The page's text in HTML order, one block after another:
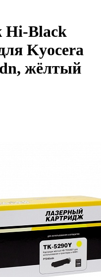
Hi-Black
Kyocera
жёлтый